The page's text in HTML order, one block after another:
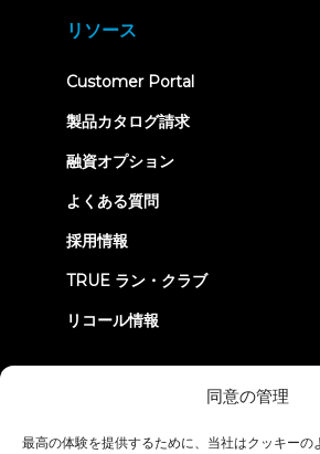
同意の管理
最高の体験を提供するために、当社はクッキーの
リソース
Customer Portal(opens
製品カタログ請求
融資オプション
よくある質問
採用情報
TRUE ラン・クラブ
リコール情報